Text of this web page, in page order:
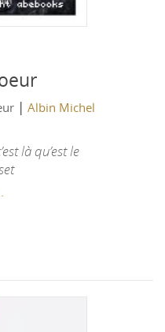
| Albin Michel
là qu’est le